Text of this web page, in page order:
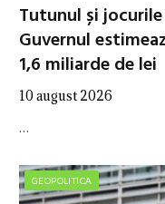
Tutunul și
Guvernul
1,6 miliarde de lei
10 august 2026
…
GEOPOLITICA